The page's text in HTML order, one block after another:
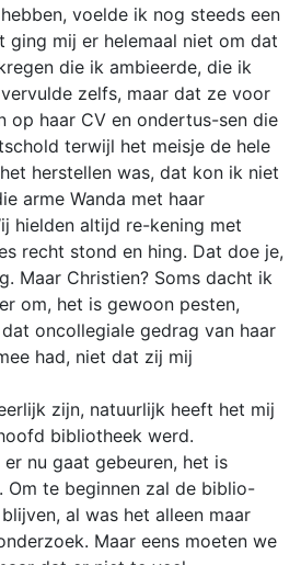
voelde ik nog steeds een
ging mij er helemaal niet om dat
die ik ambieerde, die ik
zelfs, maar dat ze voor
op haar CV en ondertus-sen die
terwijl het meisje de hele
herstellen was, dat kon ik niet
arme Wanda met haar
hielden altijd re-kening met
recht stond en hing. Dat doe je,
Maar Christien? Soms dacht ik
om, het is gewoon pesten,
oncollegiale gedrag van haar
had, niet dat zij mij
zijn, natuurlijk heeft het mij
bibliotheek werd.
nu gaat gebeuren, het is
Om te beginnen zal de biblio-
al was het alleen maar
Maar eens moeten we